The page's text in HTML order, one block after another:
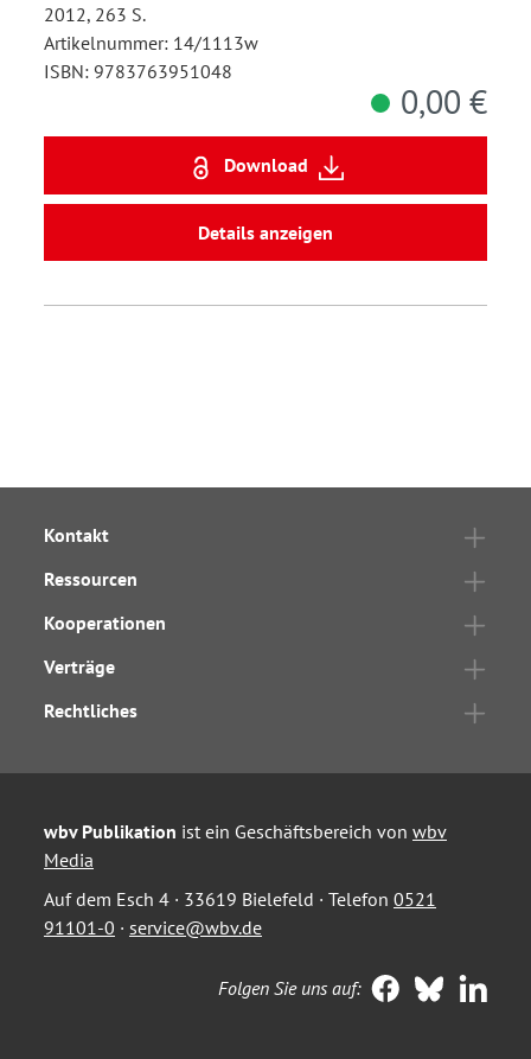
2012, 263 S.
Artikelnummer: 14/1113w
ISBN: 9783763951048
0,00 €
Download
Details anzeigen
Kontakt
Ressourcen
Kooperationen
Verträge
Rechtliches
wbv Publikation ist ein Geschäftsbereich von wbv
Media
Auf dem Esch 4 · 33619 Bielefeld · Telefon 0521
91101-0 · service@wbv.de
Folgen Sie uns auf: